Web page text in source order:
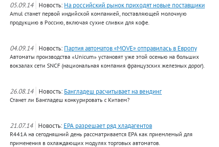
05.09.14 Новость: На российский рынок приходят новые поставщики
Amul станет первой индийской компанией, поставляющей молочную
продукцию в Россию, включая сухие сливки для кофе.
04.09.14 Новость: Партия автоматов «MOVE» отправилась в Европу
Автоматы производства «Unicum» установят уже этой осенью на больших
вокзалах сети SNCF (национальная компания французских железных дорог).
26.08.14 Новость: Бангладеш расчитывает на вендинг
Станет ли Бангладеш конкурировать с Китаем?
21.07.14 Новость: ЕРА разрешает ряд хладагентов
R441A на сегодняшний день рассматривается EPA как приемлемый для
применения в охлаждающих модулях торговых автоматов.